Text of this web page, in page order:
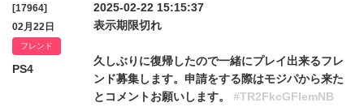
[17964]
02月22日
フレンド
PS4
2025-02-22 15:15:37
表示期限切れ
久しぶりに復帰したので一緒にプレイ出来るフレ
ンド募集します。申請をする際はモジパから来た
とコメントお願いします。 #TR2FkcGFlemNB